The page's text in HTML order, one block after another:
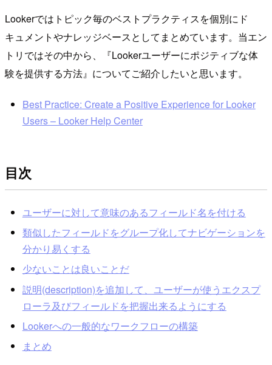
Lookerではトピック毎のベストプラクティスを個別にド
キュメントやナレッジベースとしてまとめています。当エン
トリではその中から、『Lookerユーザーにポジティブな体
験を提供する方法』についてご紹介したいと思います。
Best Practice: Create a Positive Experience for Looker
Users – Looker Help Center
目次
ユーザーに対して意味のあるフィールド名を付ける
類似したフィールドをグループ化してナビゲーションを
分かり易くする
少ないことは良いことだ
説明(description)を追加して、ユーザーが使うエクスプ
ローラ及びフィールドを把握出来るようにする
Lookerへの一般的なワークフローの構築
まとめ